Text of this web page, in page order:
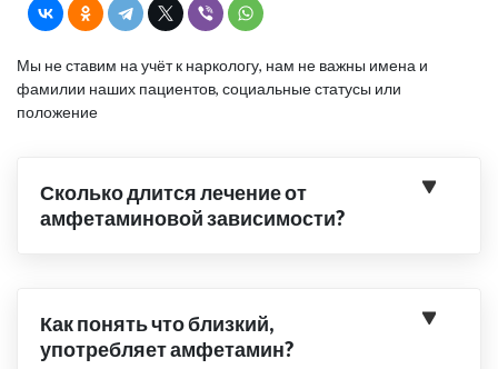
Мы не ставим на учёт к наркологу, нам не важны имена и
фамилии наших пациентов, социальные статусы или
положение
Сколько длится лечение от
амфетаминовой зависимости?
Как понять что близкий,
употребляет амфетамин?